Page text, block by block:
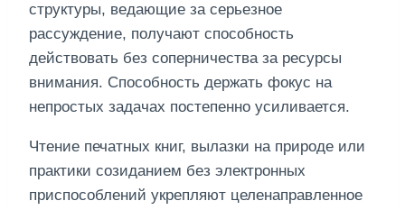
структуры, ведающие за серьезное
рассуждение, получают способность
действовать без соперничества за ресурсы
внимания. Способность держать фокус на
непростых задачах постепенно усиливается.
Чтение печатных книг, вылазки на природе или
практики созиданием без электронных
приспособлений укрепляют целенаправленное